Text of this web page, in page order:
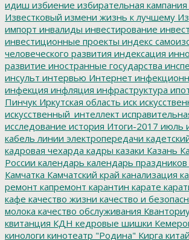
идиш избиение избирательная кампания
Известковый измени жизнь к лучшему
импорт инвалиды инвестирование
инвестиционные проекты индекс
человеческого развития индексация
развитие иностранные государства
инсульт интервью Интернет
инфекция инфляция инфраструктура
Пинчук Иркутская область иск
искусственный_интеллект
исследование история Итоги-2017 июль
кабель линии электропередачи
кадровая чехарда кадры казаки Казань
России календарь календарь праздников
Камчатка Камчатский край канализация
ремонт капремонт карантин карате
кафе качество жизни качество и
молока качество обслуживания
квитанция КДН кедровые шишки
кинологи кинотеатр "Родина" Кирга китай